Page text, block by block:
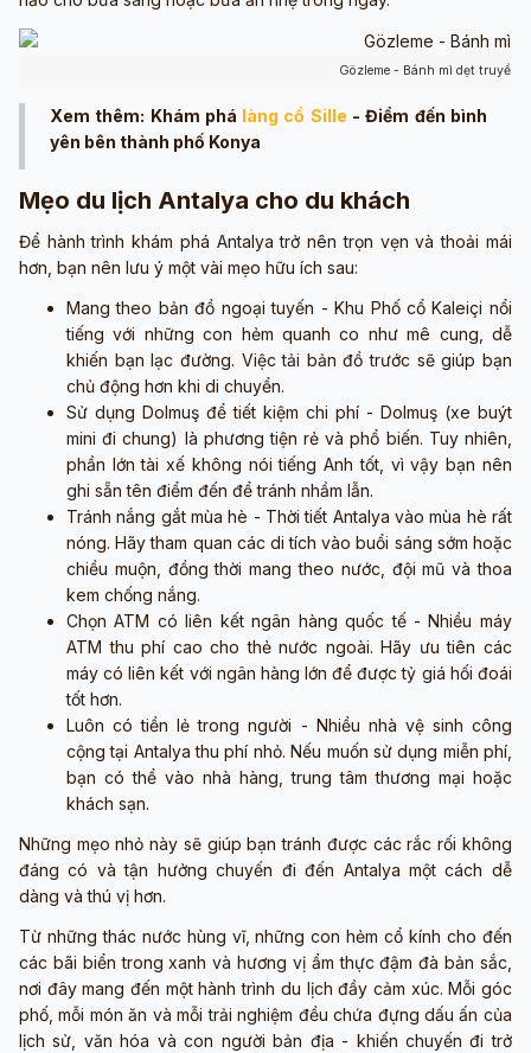
Gözleme - Bánh mì dẹt truyền
Xem thêm: Khám phá làng cổ Sille - Điểm đến bình
yên bên thành phố Konya
Mẹo du lịch Antalya cho du khách
Để hành trình khám phá Antalya trở nên trọn vẹn và thoải mái
hơn, bạn nên lưu ý một vài mẹo hữu ích sau:
Mang theo bản đồ ngoại tuyến - Khu Phố cổ Kaleiçi nổi
tiếng với những con hẻm quanh co như mê cung, dễ
khiến bạn lạc đường. Việc tải bản đồ trước sẽ giúp bạn
chủ động hơn khi di chuyển.
Sử dụng Dolmuş để tiết kiệm chi phí - Dolmuş (xe buýt
mini đi chung) là phương tiện rẻ và phổ biến. Tuy nhiên,
phần lớn tài xế không nói tiếng Anh tốt, vì vậy bạn nên
ghi sẵn tên điểm đến để tránh nhầm lẫn.
Tránh nắng gắt mùa hè - Thời tiết Antalya vào mùa hè rất
nóng. Hãy tham quan các di tích vào buổi sáng sớm hoặc
chiều muộn, đồng thời mang theo nước, đội mũ và thoa
kem chống nắng.
Chọn ATM có liên kết ngân hàng quốc tế - Nhiều máy
ATM thu phí cao cho thẻ nước ngoài. Hãy ưu tiên các
máy có liên kết với ngân hàng lớn để được tỷ giá hối đoái
tốt hơn.
Luôn có tiền lẻ trong người - Nhiều nhà vệ sinh công
cộng tại Antalya thu phí nhỏ. Nếu muốn sử dụng miễn phí,
bạn có thể vào nhà hàng, trung tâm thương mại hoặc
khách sạn.
Những mẹo nhỏ này sẽ giúp bạn tránh được các rắc rối không
đáng có và tận hưởng chuyến đi đến Antalya một cách dễ
dàng và thú vị hơn.
Từ những thác nước hùng vĩ, những con hẻm cổ kính cho đến
các bãi biển trong xanh và hương vị ẩm thực đậm đà bản sắc,
nơi đây mang đến một hành trình du lịch đầy cảm xúc. Mỗi góc
phố, mỗi món ăn và mỗi trải nghiệm đều chứa đựng dấu ấn của
lịch sử, văn hóa và con người bản địa - khiến chuyến đi trở